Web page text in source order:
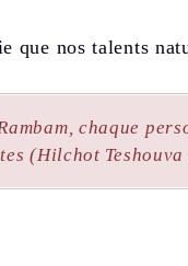
que nos talents
, chaque
(Hilchot Teshouva